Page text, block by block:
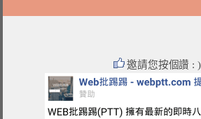
邀請您按個讚 : )